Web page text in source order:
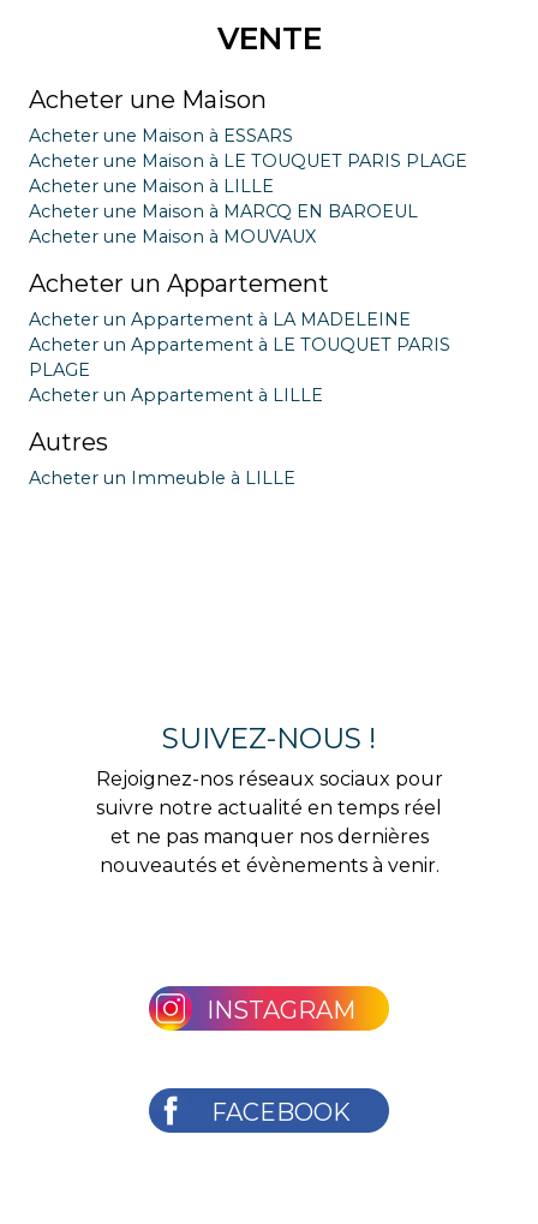
VENTE
Acheter une Maison
Acheter une Maison à ESSARS
Acheter une Maison à LE TOUQUET PARIS PLAGE
Acheter une Maison à LILLE
Acheter une Maison à MARCQ EN BAROEUL
Acheter une Maison à MOUVAUX
Acheter un Appartement
Acheter un Appartement à LA MADELEINE
Acheter un Appartement à LE TOUQUET PARIS
PLAGE
Acheter un Appartement à LILLE
Autres
Acheter un Immeuble à LILLE
SUIVEZ-NOUS !
Rejoignez-nos réseaux sociaux pour
suivre notre actualité en temps réel
et ne pas manquer nos dernières
nouveautés et évènements à venir.
INSTAGRAM
FACEBOOK